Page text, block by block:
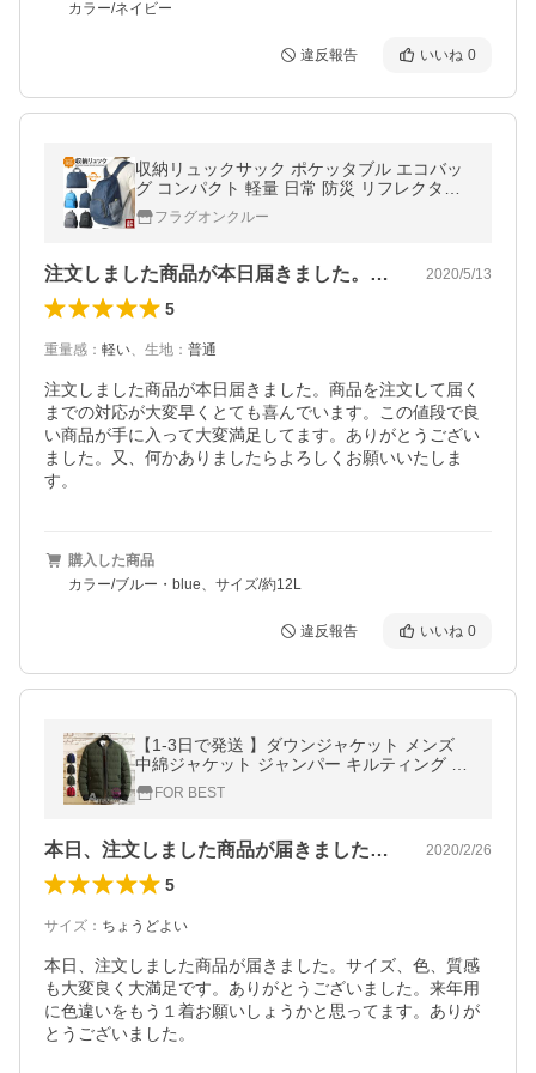
カラー/ネイビー
違反報告 いいね 0
収納リュックサック ポケッタブル エコバッ
グ コンパクト 軽量 日常 防災 リフレクター
メッシュポケット ジップポケット 通勤 通学
Z3W セール【パケ2】爆買
フラグオンクルー
注文しました商品が本日届きました。商品… 2020/5/13
5
重量感 ： 軽い、 生地 ： 普通
注文しました商品が本日届きました。商品を注文して届く
までの対応が大変早くとても喜んでいます。この値段で良
い商品が手に入って大変満足してます。ありがとうござい
ました。又、何かありましたらよろしくお願いいたしま
す。
購入した商品
カラー/ブルー・blue、サイズ/約12L
違反報告 いいね 0
【1-3日で発送 】ダウンジャケット メンズ
中綿ジャケット ジャンパー キルティング ス
リム 防寒 暖かい カジュアル アウトドア 通
勤 通学 春服 新作
FOR BEST
本日、注文しました商品が届きました。サ… 2020/2/26
5
サイズ ： ちょうどよい
本日、注文しました商品が届きました。サイズ、色、質感
も大変良く大満足です。ありがとうございました。来年用
に色違いをもう１着お願いしょうかと思ってます。ありが
とうございました。